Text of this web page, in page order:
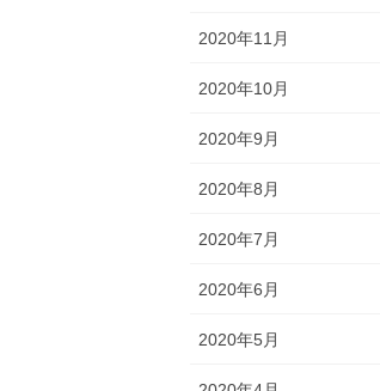
2020年11月
2020年10月
2020年9月
2020年8月
2020年7月
2020年6月
2020年5月